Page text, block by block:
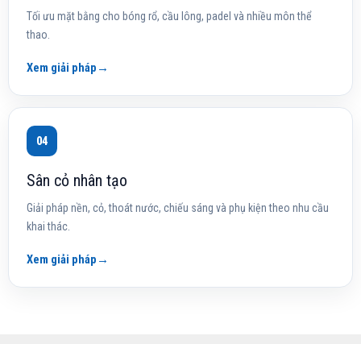
Tối ưu mặt bằng cho bóng rổ, cầu lông, padel và nhiều môn thể
thao.
Xem giải pháp →
04
Sân cỏ nhân tạo
Giải pháp nền, cỏ, thoát nước, chiếu sáng và phụ kiện theo nhu cầu
khai thác.
Xem giải pháp →